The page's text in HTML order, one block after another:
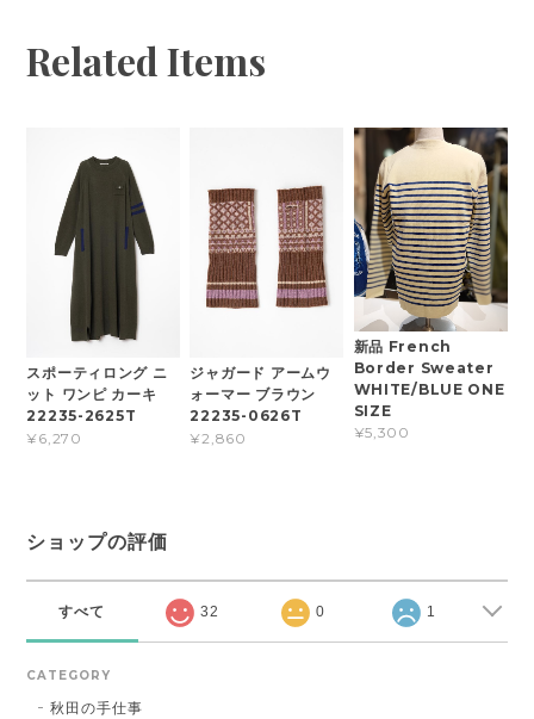
Related Items
スポーティロング ニ
ット ワンピ カーキ
22235-2625T
¥6,270
ジャガード アームウ
ォーマー ブラウン
22235-0626T
¥2,860
新品 French
Border Sweater
WHITE/BLUE ONE
SIZE
¥5,300
ショップの評価
すべて 32 0 1
CATEGORY
秋田の手仕事